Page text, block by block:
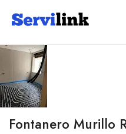
Fontanero Murillo